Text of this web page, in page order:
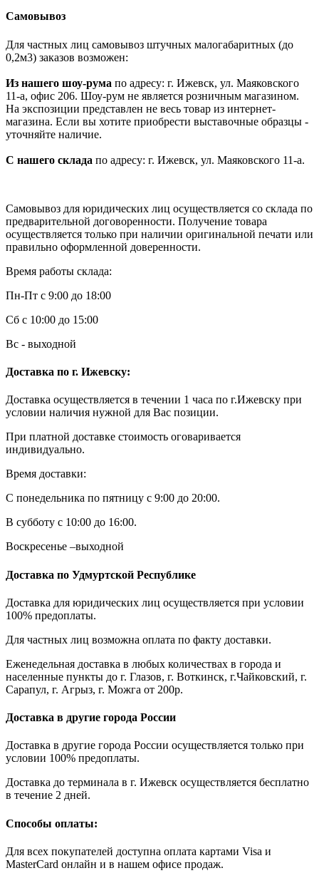
Самовывоз
Для частных лиц самовывоз штучных малогабаритных (до
0,2м3) заказов возможен:
Из нашего шоу-рума по адресу: г. Ижевск, ул. Маяковского
11-а, офис 206. Шоу-рум не является розничным магазином.
На экспозиции представлен не весь товар из интернет-
магазина. Если вы хотите приобрести выставочные образцы -
уточняйте наличие.
С нашего склада по адресу: г. Ижевск, ул. Маяковского 11-а.
Самовывоз для юридических лиц осуществляется со склада по
предварительной договоренности. Получение товара
осуществляется только при наличии оригинальной печати или
правильно оформленной доверенности.
Время работы склада:
Пн-Пт с 9:00 до 18:00
Сб с 10:00 до 15:00
Вс - выходной
Доставка по г. Ижевску:
Доставка осуществляется в течении 1 часа по г.Ижевску при
условии наличия нужной для Вас позиции.
При платной доставке стоимость оговаривается
индивидуально.
Время доставки:
С понедельника по пятницу с 9:00 до 20:00.
В субботу с 10:00 до 16:00.
Воскресенье –выходной
Доставка по Удмуртской Республике
Доставка для юридических лиц осуществляется при условии
100% предоплаты.
Для частных лиц возможна оплата по факту доставки.
Еженедельная доставка в любых количествах в города и
населенные пункты до г. Глазов, г. Воткинск, г.Чайковский, г.
Сарапул, г. Агрыз, г. Можга от 200р.
Доставка в другие города России
Доставка в другие города России осуществляется только при
условии 100% предоплаты.
Доставка до терминала в г. Ижевск осуществляется бесплатно
в течение 2 дней.
Способы оплаты:
Для всех покупателей доступна оплата картами Visa и
MasterCard онлайн и в нашем офисе продаж.